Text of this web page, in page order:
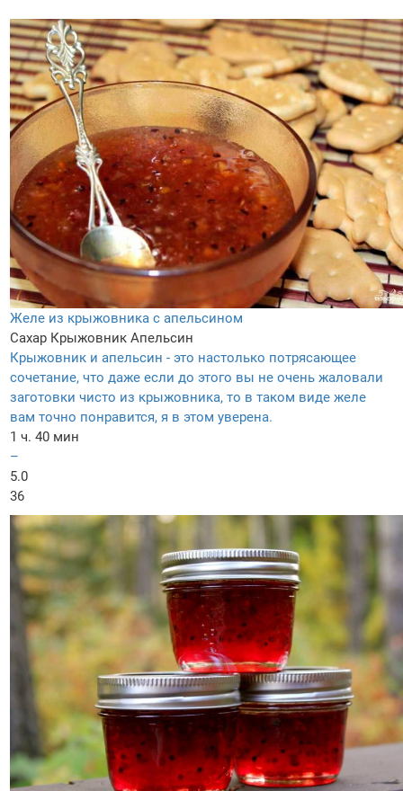
Желе из крыжовника с апельсином
Сахар Крыжовник Апельсин
Крыжовник и апельсин - это настолько потрясающее
сочетание, что даже если до этого вы не очень жаловали
заготовки чисто из крыжовника, то в таком виде желе
вам точно понравится, я в этом уверена.
1 ч. 40 мин
–
5.0
36